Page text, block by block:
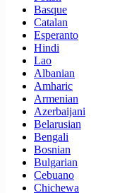
Basque
Catalan
Esperanto
Hindi
Lao
Albanian
Amharic
Armenian
Azerbaijani
Belarusian
Bengali
Bosnian
Bulgarian
Cebuano
Chichewa